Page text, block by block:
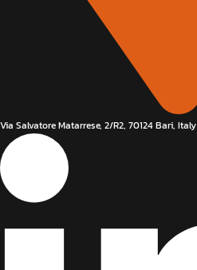
Via Salvatore Matarrese, 2/R2, 70124 Bari, Italy